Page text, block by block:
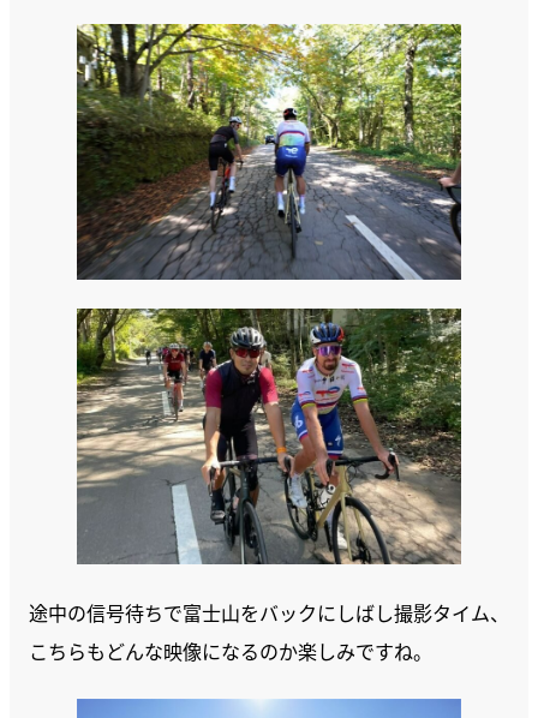
途中の信号待ちで富士山をバックにしばし撮影タイム、
こちらもどんな映像になるのか楽しみですね。